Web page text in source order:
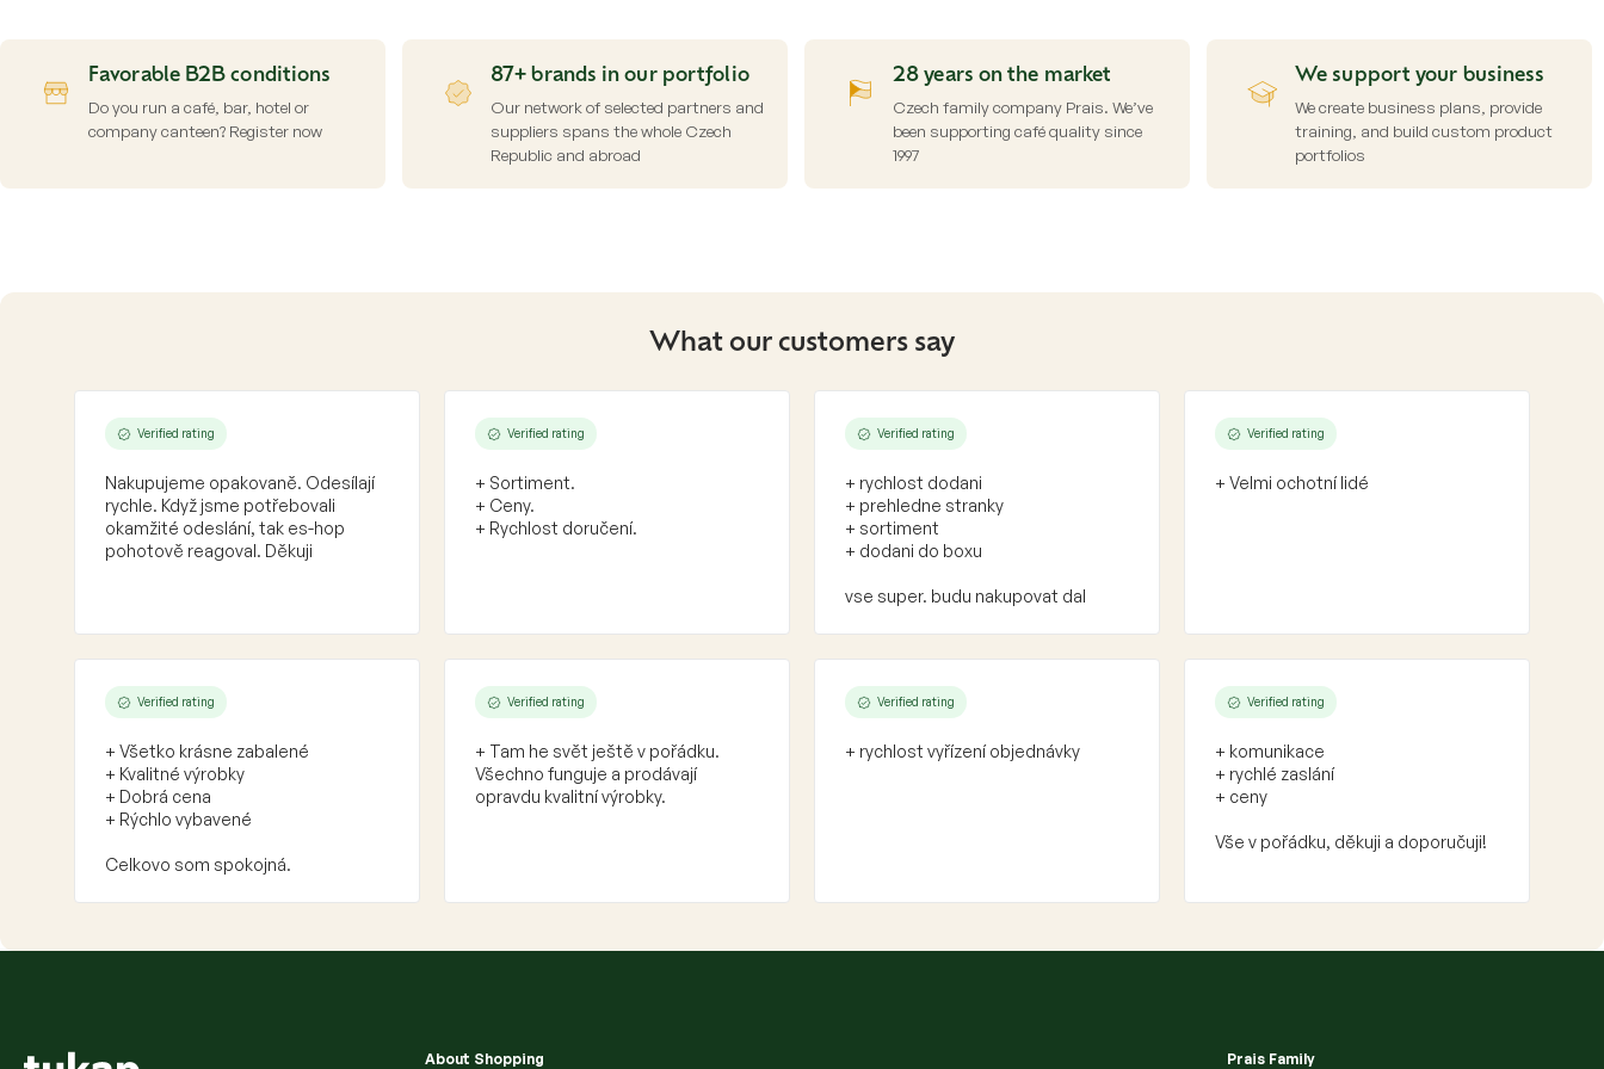
i
g
c
o
Favorable B2B conditions
Do you run a café, bar, hotel or
company canteen? Register now
87+ brands in our portfolio
Our network of selected partners and
suppliers spans the whole Czech
Republic and abroad
28 years on the market
Czech family company Prais. We’ve
been supporting café quality since
1997
We support your business
We create business plans, provide
training, and build custom product
portfolios
What our customers say
Verified rating
Nakupujeme opakovaně. Odesílají
rychle. Když jsme potřebovali
okamžité odeslání, tak es-hop
pohotově reagoval. Děkuji
Verified rating
+ Sortiment.
+ Ceny.
+ Rychlost doručení.
Verified rating
+ rychlost dodani
+ prehledne stranky
+ sortiment
+ dodani do boxu
vse super. budu nakupovat dal
Verified rating
+ Velmi ochotní lidé
Verified rating
+ Všetko krásne zabalené
+ Kvalitné výrobky
+ Dobrá cena
+ Rýchlo vybavené
Celkovo som spokojná.
Verified rating
+ Tam he svět ještě v pořádku.
Všechno funguje a prodávají
opravdu kvalitní výrobky.
Verified rating
+ rychlost vyřízení objednávky
Verified rating
+ komunikace
+ rychlé zaslání
+ ceny
Vše v pořádku, děkuji a doporučuji!
About Shopping Prais Family